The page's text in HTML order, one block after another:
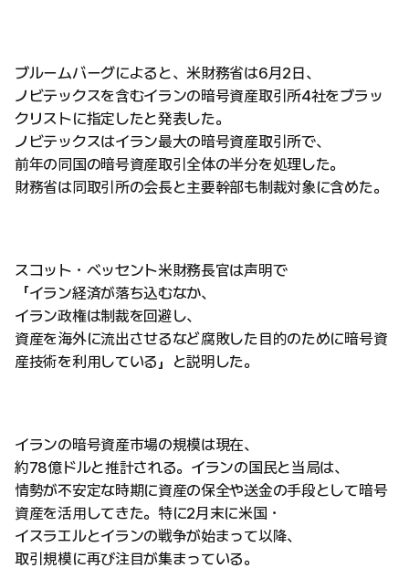
ブルームバーグによると、米財務省は6月2日、
ノビテックスを含むイランの暗号資産取引所4社をブラッ
クリストに指定したと発表した。
ノビテックスはイラン最大の暗号資産取引所で、
前年の同国の暗号資産取引全体の半分を処理した。
財務省は同取引所の会長と主要幹部も制裁対象に含めた。
スコット・ベッセント米財務長官は声明で
「イラン経済が落ち込むなか、
イラン政権は制裁を回避し、
資産を海外に流出させるなど腐敗した目的のために暗号資
産技術を利用している」と説明した。
イランの暗号資産市場の規模は現在、
約78億ドルと推計される。イランの国民と当局は、
情勢が不安定な時期に資産の保全や送金の手段として暗号
資産を活用してきた。特に2月末に米国・
イスラエルとイランの戦争が始まって以降、
取引規模に再び注目が集まっている。